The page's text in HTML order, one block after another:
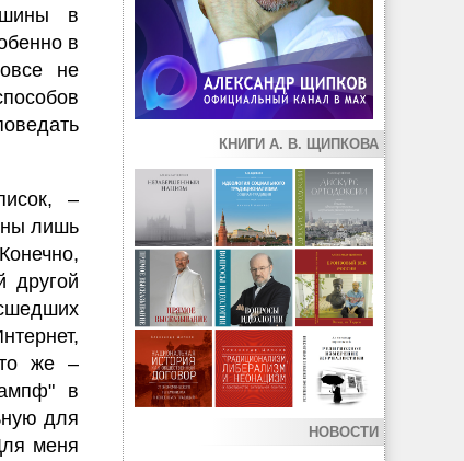
в
в
не
–
лишь
другой
же –
в
для
меня
КНИГИ А. В. ЩИПКОВА
НОВОСТИ